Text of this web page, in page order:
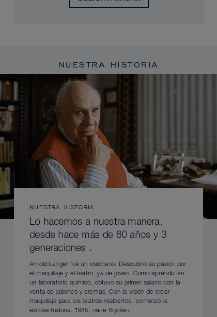
NUESTRA HISTORIA
NUESTRA HISTORIA
Lo hacemos a nuestra manera,
desde hace más de 80 años y 3
generaciones .
Arnold Langer fue un visionario. Descubrió su pasión por
el maquillaje y el teatro, ya de joven. Como aprendiz en
un laboratorio químico, obtuvo su primer salario con la
venta de jabones y cremas. Con la visión de crear
maquillaje para los teatros reabiertos, comenzó la
exitosa historia: 1945, nace Kryolan.